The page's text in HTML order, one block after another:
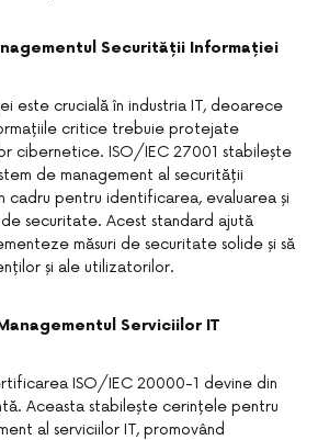
Securității Informației
este crucială în industria IT, deoarece
critice trebuie protejate
cibernetice. ISO/IEC 27001 stabilește
de management al securității
cadru pentru identificarea, evaluarea și
securitate. Acest standard ajută
măsuri de securitate solide și să
și ale utilizatorilor.
Serviciilor IT
ISO/IEC 20000-1 devine din
Aceasta stabilește cerințele pentru
al serviciilor IT, promovând